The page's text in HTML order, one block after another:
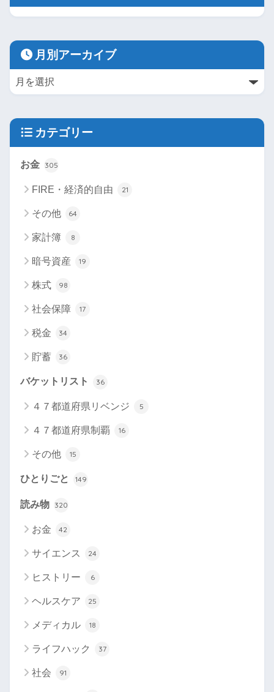
月別アーカイブ
カテゴリー
お金 305
FIRE・経済的自由 21
その他 64
家計簿 8
暗号資産 19
株式 98
社会保障 17
税金 34
貯蓄 36
バケットリスト 36
４７都道府県リベンジ 5
４７都道府県制覇 16
その他 15
ひとりごと 149
読み物 320
お金 42
サイエンス 24
ヒストリー 6
ヘルスケア 25
メディカル 18
ライフハック 37
社会 91